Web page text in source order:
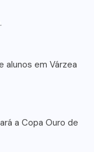
alunos em Várzea
a Copa Ouro de